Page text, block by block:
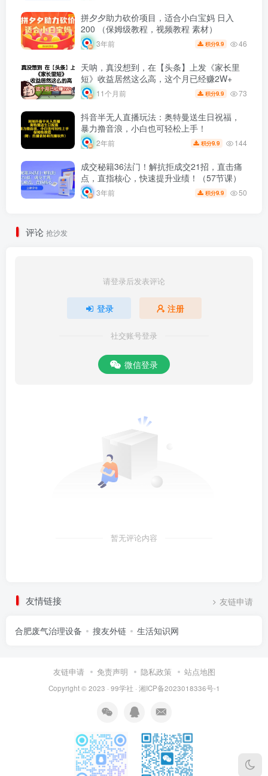
拼夕夕助力砍价项目，适合小白宝妈 日入
200 （保姆级教程，视频教程 素材）
3年前 积分9.9 46
天呐，真没想到，在【头条】上发《家长里
短》收益居然这么高，这个月已经赚2W+
11个月前 积分9.9 73
抖音半无人直播玩法：奥特曼送生日祝福，
暴力撸音浪，小白也可轻松上手！
2年前 积分9.9 144
成交秘籍36法门！解抗拒成交21招，直击痛
点，直指核心，快速提升业绩！（57节课）
3年前 积分9.9 50
评论 抢沙发
请登录后发表评论
登录 注册
社交账号登录
微信登录
暂无评论内容
友情链接 友链申请
合肥废气治理设备 搜友外链 生活知识网
友链申请 免责声明 隐私政策 站点地图
Copyright © 2023 · 99学社 · 湘ICP备2023018336号-1